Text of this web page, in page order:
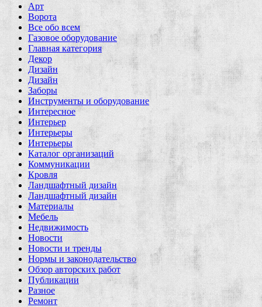
Арт
Ворота
Все обо всем
Газовое оборудование
Главная категория
Декор
Дизайн
Дизайн
Заборы
Инструменты и оборудование
Интересное
Интерьер
Интерьеры
Интерьеры
Каталог организаций
Коммуникации
Кровля
Ландшафтный дизайн
Ландшафтный дизайн
Материалы
Мебель
Недвижимость
Новости
Новости и тренды
Нормы и законодательство
Обзор авторских работ
Публикации
Разное
Ремонт